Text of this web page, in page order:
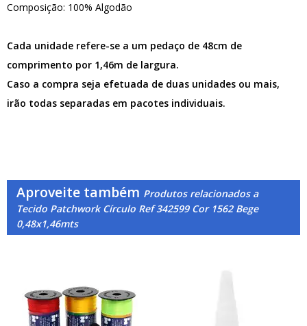
Composição: 100% Algodão
Cada unidade refere-se a um pedaço de 48cm de
comprimento por 1,46m de largura.
Caso a compra seja efetuada de duas unidades ou mais,
irão todas separadas em pacotes individuais.
Aproveite também Produtos relacionados a
Tecido Patchwork Círculo Ref 342599 Cor 1562 Bege
0,48x1,46mts